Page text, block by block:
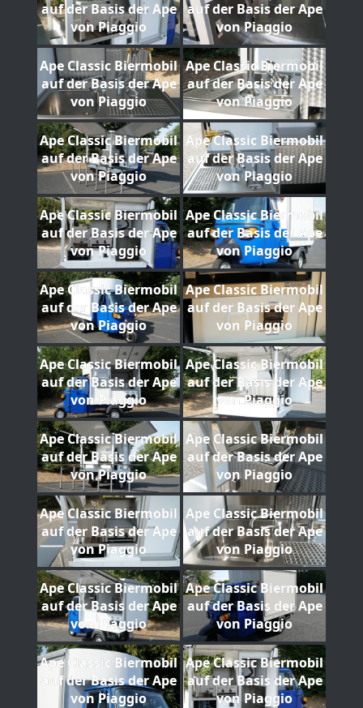
auf der Basis der Ape
von Piaggio
auf der Basis der Ape
von Piaggio
Ape Classic Biermobil
auf der Basis der Ape
von Piaggio
Ape Classic Biermobil
auf der Basis der Ape
von Piaggio
Ape Classic Biermobil
auf der Basis der Ape
von Piaggio
Ape Classic Biermobil
auf der Basis der Ape
von Piaggio
Ape Classic Biermobil
auf der Basis der Ape
von Piaggio
Ape Classic Biermobil
auf der Basis der Ape
von Piaggio
Ape Classic Biermobil
auf der Basis der Ape
von Piaggio
Ape Classic Biermobil
auf der Basis der Ape
von Piaggio
Ape Classic Biermobil
auf der Basis der Ape
von Piaggio
Ape Classic Biermobil
auf der Basis der Ape
von Piaggio
Ape Classic Biermobil
auf der Basis der Ape
von Piaggio
Ape Classic Biermobil
auf der Basis der Ape
von Piaggio
Ape Classic Biermobil
auf der Basis der Ape
von Piaggio
Ape Classic Biermobil
auf der Basis der Ape
von Piaggio
Ape Classic Biermobil
auf der Basis der Ape
von Piaggio
Ape Classic Biermobil
auf der Basis der Ape
von Piaggio
Ape Classic Biermobil
auf der Basis der Ape
von Piaggio
Ape Classic Biermobil
auf der Basis der Ape
von Piaggio